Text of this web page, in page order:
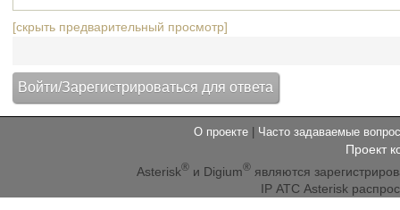
[скрыть предварительный просмотр]
О проекте Часто задаваемые
Проект
Asterisk® и Digium® являются
IP АТС Asterisk